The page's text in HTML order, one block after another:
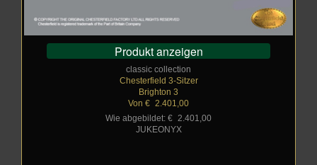
Produkt anzeigen
classic collection
Chesterfield 3-Sitzer
Brighton 3
Von € 2.401,00
Wie abgebildet: € 2.401,00
JUKEONYX